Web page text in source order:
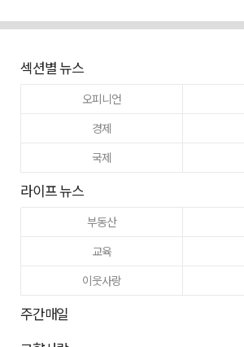
섹션별 뉴스
오피니언
경제
국제
라이프 뉴스
부동산
교육
이웃사랑
주간매일